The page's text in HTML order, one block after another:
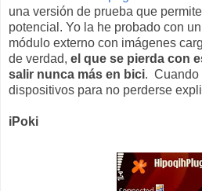
una versión de prueba que
potencial. Yo la he probado con
módulo externo con imágenes
de verdad, el que se pierda con
salir nunca más en bici. Cuando
dispositivos para no perderse
iPoki